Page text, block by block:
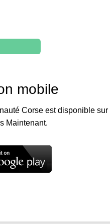
mobile
Corse est disponible sur
Maintenant.